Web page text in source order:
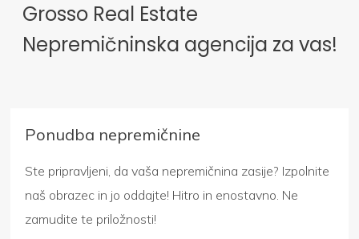
Grosso Real Estate
Nepremičninska agencija za vas!
Ponudba nepremičnine
Ste pripravljeni, da vaša nepremičnina zasije? Izpolnite
naš obrazec in jo oddajte! Hitro in enostavno. Ne
zamudite te priložnosti!